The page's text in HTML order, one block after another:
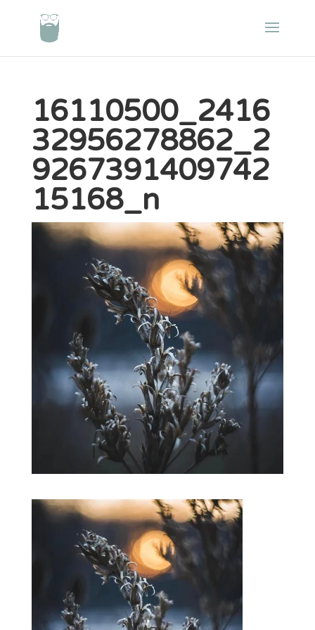
16110500_2416
32956278862_2
9267391409742
15168_n